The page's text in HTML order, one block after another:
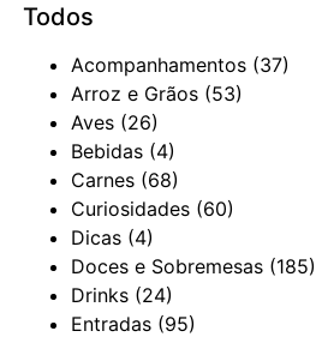
Todos
Acompanhamentos (37)
Arroz e Grãos (53)
Aves (26)
Bebidas (4)
Carnes (68)
Curiosidades (60)
Dicas (4)
Doces e Sobremesas (185)
Drinks (24)
Entradas (95)